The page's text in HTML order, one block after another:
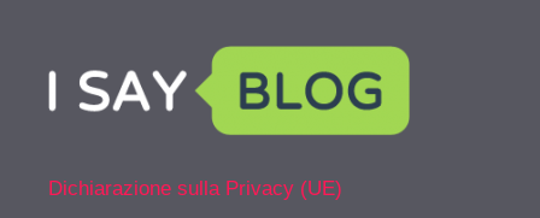
Dichiarazione sulla Privacy (UE)